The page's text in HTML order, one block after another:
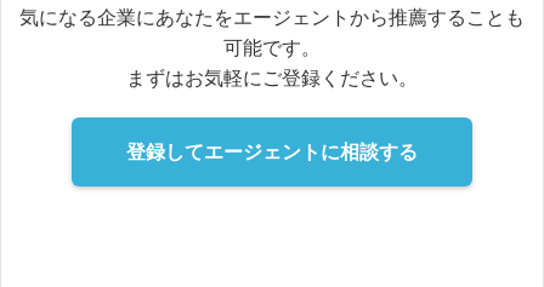
気になる企業にあなたをエージェントから推薦することも
可能です。
まずはお気軽にご登録ください。
登録してエージェントに相談する